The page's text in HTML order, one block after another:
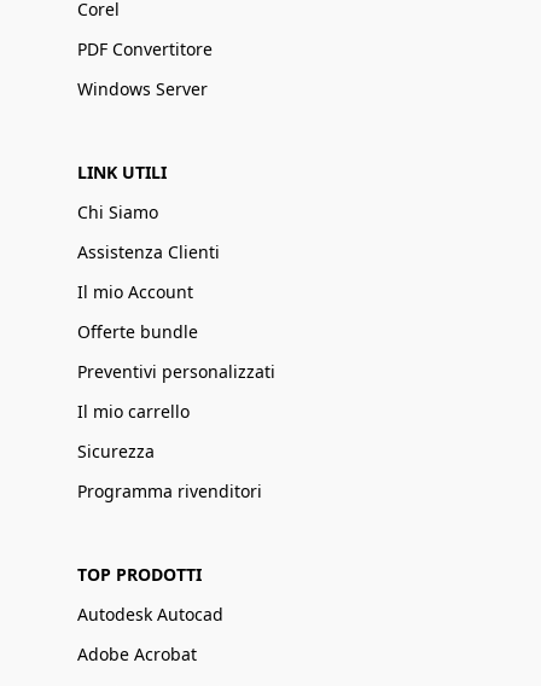
Corel
PDF Convertitore
Windows Server
LINK UTILI
Chi Siamo
Assistenza Clienti
Il mio Account
Offerte bundle
Preventivi personalizzati
Il mio carrello
Sicurezza
Programma rivenditori
TOP PRODOTTI
Autodesk Autocad
Adobe Acrobat